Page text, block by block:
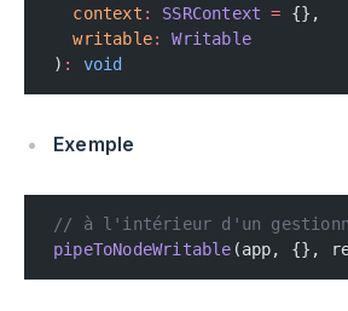
  context
: SSRContext = {},
  writable
:
Writable
) : void
Exemple
// à l'intérieur d'un
pipeToNodeWritable (app, {},